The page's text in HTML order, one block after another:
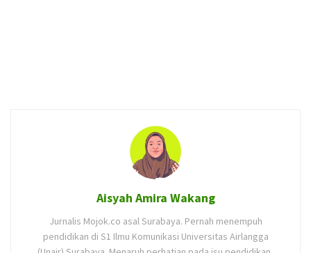
Aisyah Amira Wakang
Jurnalis Mojok.co asal Surabaya. Pernah menempuh
pendidikan di S1 Ilmu Komunikasi Universitas Airlangga